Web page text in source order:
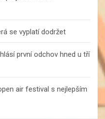
se vyplatí dodržet
první odchov hned u tří
air festival s nejlepším